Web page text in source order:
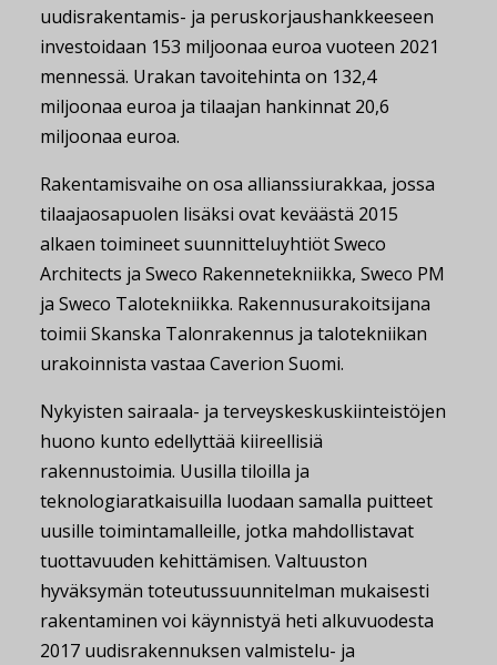
uudisrakentamis- ja peruskorjaushankkeeseen
investoidaan 153 miljoonaa euroa vuoteen 2021
mennessä. Urakan tavoitehinta on 132,4
miljoonaa euroa ja tilaajan hankinnat 20,6
miljoonaa euroa.
Rakentamisvaihe on osa allianssiurakkaa, jossa
tilaajaosapuolen lisäksi ovat keväästä 2015
alkaen toimineet suunnitteluyhtiöt Sweco
Architects ja Sweco Rakennetekniikka, Sweco PM
ja Sweco Talotekniikka. Rakennusurakoitsijana
toimii Skanska Talonrakennus ja talotekniikan
urakoinnista vastaa Caverion Suomi.
Nykyisten sairaala- ja terveyskeskuskiinteistöjen
huono kunto edellyttää kiireellisiä
rakennustoimia. Uusilla tiloilla ja
teknologiaratkaisuilla luodaan samalla puitteet
uusille toimintamalleille, jotka mahdollistavat
tuottavuuden kehittämisen. Valtuuston
hyväksymän toteutussuunnitelman mukaisesti
rakentaminen voi käynnistyä heti alkuvuodesta
2017 uudisrakennuksen valmistelu- ja